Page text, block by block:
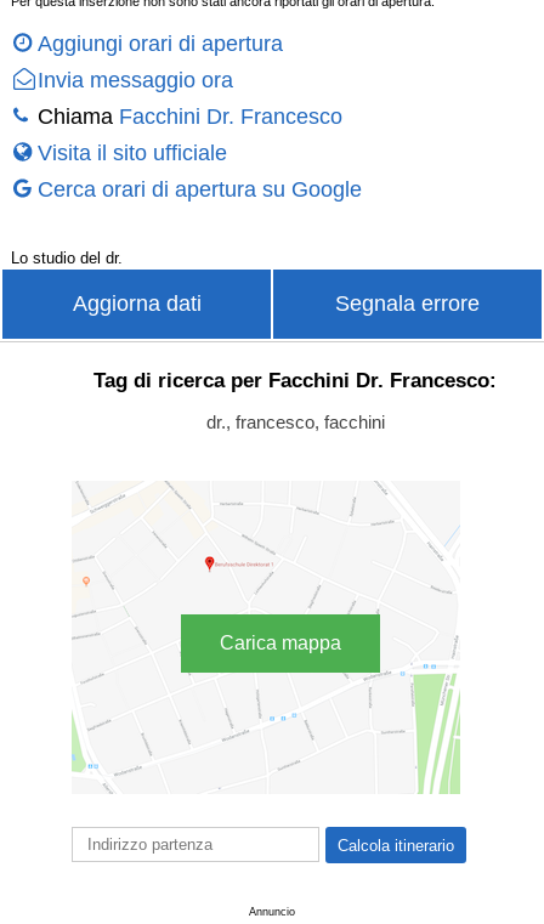
Aggiungi orari di apertura
Invia messaggio ora
Chiama Facchini Dr. Francesco
Visita il sito ufficiale
Cerca orari di apertura su Google
Lo studio del dr.
Aggiorna dati Segnala errore
Tag di ricerca per Facchini Dr. Francesco:
dr., francesco, facchini
Carica mappa
Annuncio